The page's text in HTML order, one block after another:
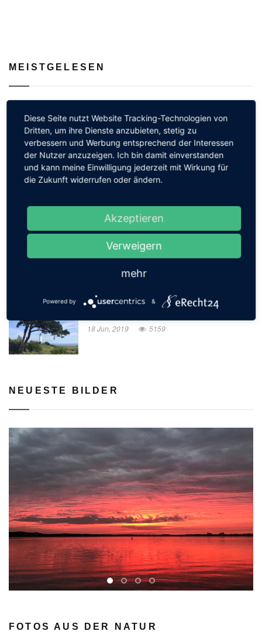
MEISTGELESEN
29 Aug, 2011 6547
Die Brandung in Vitt
Strandbad Müggelsee
03 Nov, 2020 5207
18 Jun, 2019 5159
NEUESTE BILDER
FOTOS AUS DER NATUR
Diese Seite nutzt Website Tracking-Technologien von
Dritten, um ihre Dienste anzubieten, stetig zu
verbessern und Werbung entsprechend der Interessen
der Nutzer anzuzeigen. Ich bin damit einverstanden
und kann meine Einwilligung jederzeit mit Wirkung für
die Zukunft widerrufen oder ändern.
Akzeptieren
Verweigern
mehr
Powered by &